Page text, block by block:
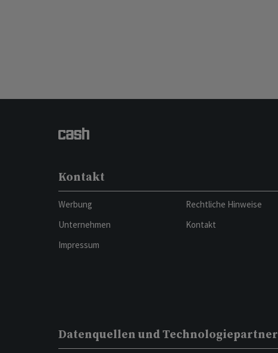
Kontakt
Werbung
Unternehmen
Impressum
Rechtliche Hinweise
Kontakt
Datenquellen und Technologiepartner